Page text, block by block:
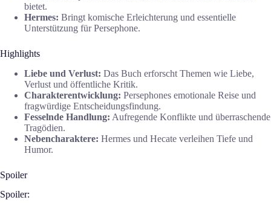
bietet.
Hermes: Bringt komische Erleichterung und essentielle
Unterstützung für Persephone.
Highlights
Liebe und Verlust: Das Buch erforscht Themen wie Liebe,
Verlust und öffentliche Kritik.
Charakterentwicklung: Persephones emotionale Reise und
fragwürdige Entscheidungsfindung.
Fesselnde Handlung: Aufregende Konflikte und überraschende
Tragödien.
Nebencharaktere: Hermes und Hecate verleihen Tiefe und
Humor.
Spoiler
Spoiler: